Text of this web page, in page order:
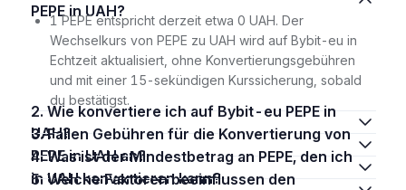
PEPE in UAH?
1 PEPE entspricht derzeit etwa 0 UAH. Der
Wechselkurs von PEPE zu UAH wird auf Bybit-eu in
Echtzeit aktualisiert, ohne Konvertierungsgebühren
und mit einer 15-sekündigen Kurssicherung, sobald
du bestätigst.
2. Wie konvertiere ich auf Bybit-eu PEPE in
UAH?
3. Fallen Gebühren für die Konvertierung von
PEPE in UAH an?
4. Was ist der Mindestbetrag an PEPE, den ich
in UAH konvertieren kann?
5. Welche Faktoren beeinflussen den